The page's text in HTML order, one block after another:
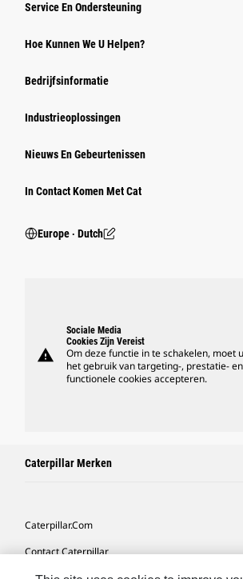
Service En Ondersteuning
Hoe Kunnen We U Helpen?
Bedrijfsinformatie
Industrieoplossingen
Nieuws En Gebeurtenissen
In Contact Komen Met Cat
Europe ‧ Dutch
warning
Sociale Media
Cookies Zijn Vereist
Om deze functie in te schakelen, moet u
het gebruik van targeting-, prestatie- en
functionele cookies accepteren.
Caterpillar Merken
Caterpillar.com
Contact Caterpillar